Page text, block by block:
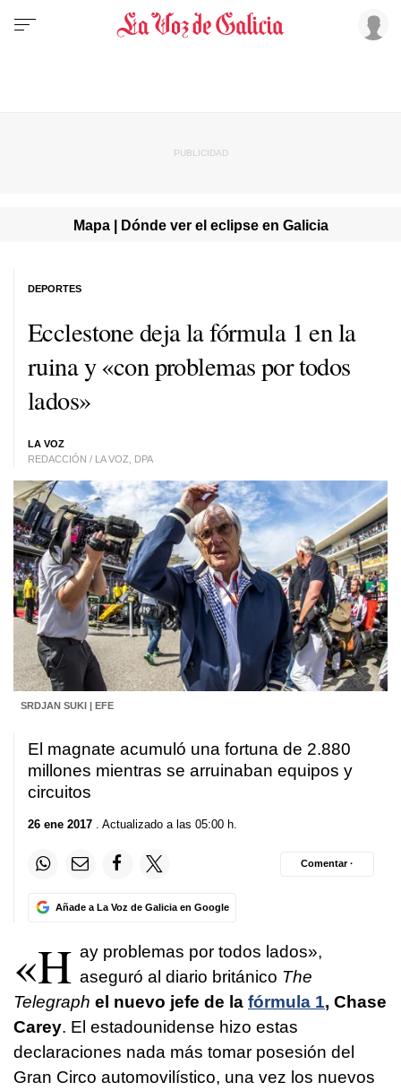
Mapa | Dónde ver el eclipse en Galicia
Ecclestone deja la fórmula 1 en la
ruina y «con problemas por todos
lados»
LA VOZ
REDACCIÓN / LA VOZ, DPA
DEPORTES
SRDJAN SUKI | EFE
El magnate acumuló una fortuna de 2.880
millones mientras se arruinaban equipos y
circuitos
26 ene 2017 . Actualizado a las 05:00 h.
Añade a La Voz de Galicia en Google
Comentar ·
«H ay problemas por todos lados»,
aseguró al diario británico The
Telegraph el nuevo jefe de la fórmula 1, Chase
Carey. El estadounidense hizo estas
declaraciones nada más tomar posesión del
Gran Circo automovilístico, una vez los nuevos